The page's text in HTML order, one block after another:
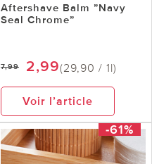
Aftershave Balm ”Navy
Seal Chrome”
7,99 2,99(29,90 / 1l)
Voir l’article
-61%